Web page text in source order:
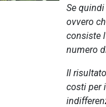
Se
ovvero
consiste
numero
Il
costi per